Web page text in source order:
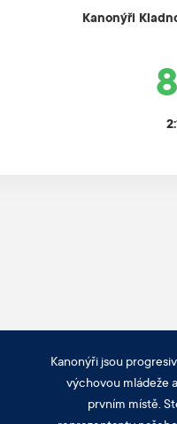
Kanonýři
Kanonýři jsou
výchovou mládeže
prvním místě.